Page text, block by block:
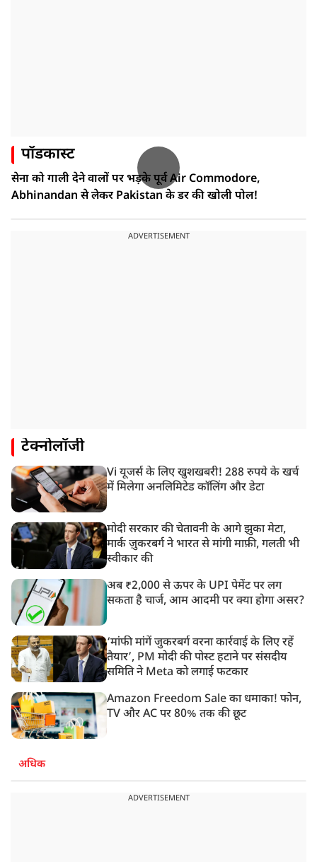
पॉडकास्ट
सेना को गाली देने वालों पर भड़के पूर्व Air Commodore,
Abhinandan से लेकर Pakistan के डर की खोली पोल!
ADVERTISEMENT
टेक्नोलॉजी
Vi यूजर्स के लिए खुशखबरी! 288 रुपये के खर्च
में मिलेगा अनलिमिटेड कॉलिंग और डेटा
मोदी सरकार की चेतावनी के आगे झुका मेटा,
मार्क ज़ुकरबर्ग ने भारत से मांगी माफ़ी, गलती भी
स्वीकार की
अब ₹2,000 से ऊपर के UPI पेमेंट पर लग
सकता है चार्ज, आम आदमी पर क्या होगा असर?
‘मांफी मांगें जुकरबर्ग वरना कार्रवाई के लिए रहें
तैयार’, PM मोदी की पोस्ट हटाने पर संसदीय
समिति ने Meta को लगाई फटकार
Amazon Freedom Sale का धमाका! फोन,
TV और AC पर 80% तक की छूट
अधिक
ADVERTISEMENT